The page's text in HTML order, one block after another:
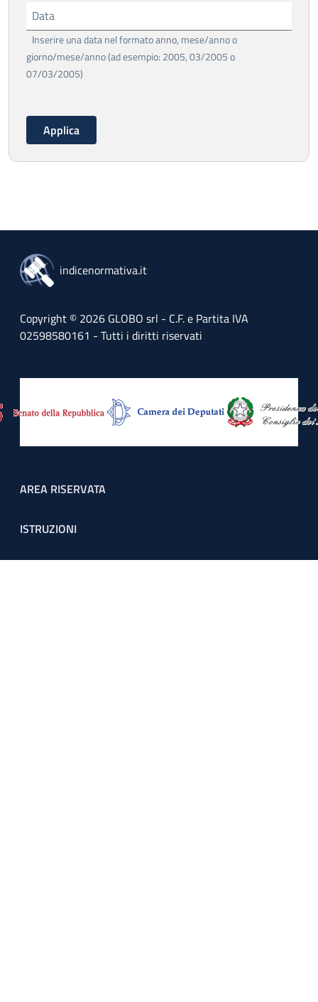
Data
Inserire una data nel formato anno, mese/anno o
giorno/mese/anno (ad esempio: 2005, 03/2005 o
07/03/2005)
indicenormativa.it
Copyright © 2026 GLOBO srl - C.F. e Partita IVA
02598580161 - Tutti i diritti riservati
Footer menu
AREA RISERVATA
ISTRUZIONI